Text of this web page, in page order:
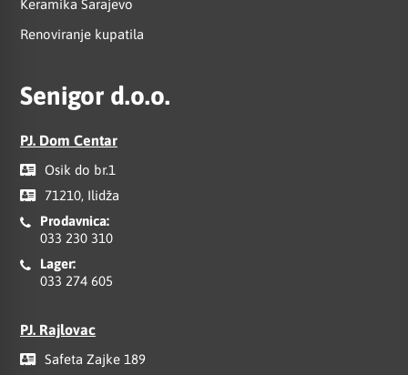
Keramika Sarajevo
Renoviranje kupatila
Senigor d.o.o.
PJ. Dom Centar
Osik do br.1
71210, Ilidža
Prodavnica:
033 230 310
Lager:
033 274 605
PJ. Rajlovac
Safeta Zajke 189